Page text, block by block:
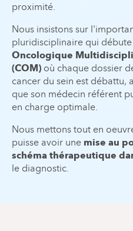
proximité.
Nous insistons sur
pluridisciplinaire qui
Oncologique
(COM) où chaque dossier
cancer du sein est débattu,
que son médecin référent
en charge optimale.
Nous mettons tout en
puisse avoir une mise au
schéma thérapeutique
le diagnostic.